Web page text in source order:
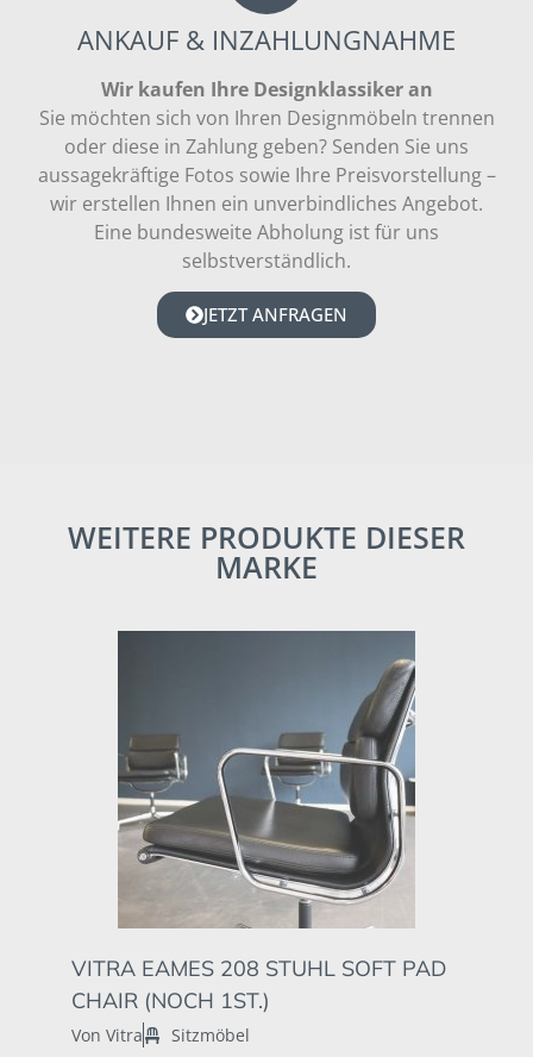
ANKAUF & INZAHLUNGNAHME
Wir kaufen Ihre Designklassiker an
Sie möchten sich von Ihren Designmöbeln trennen
oder diese in Zahlung geben? Senden Sie uns
aussagekräftige Fotos sowie Ihre Preisvorstellung –
wir erstellen Ihnen ein unverbindliches Angebot.
Eine bundesweite Abholung ist für uns
selbstverständlich.
JETZT ANFRAGEN
WEITERE PRODUKTE DIESER
MARKE
VITRA EAMES 208 STUHL SOFT PAD
CHAIR (NOCH 1ST.)
Von Vitra Sitzmöbel